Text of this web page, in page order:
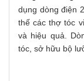
dụng dòng điện
thế các thợ tóc
và hiệu quả.
tóc, sở hữu bộ